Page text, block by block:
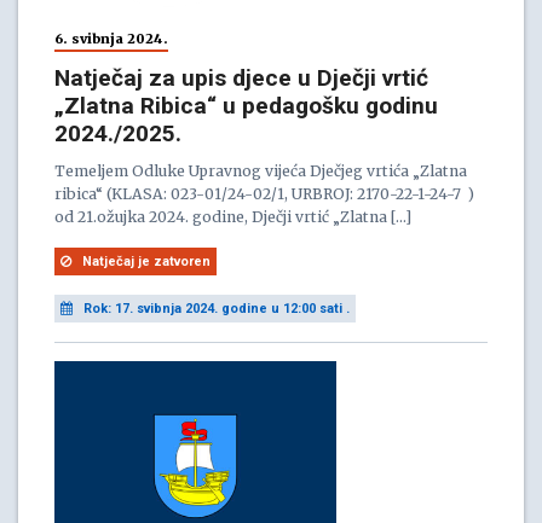
6. svibnja 2024.
Natječaj za upis djece u Dječji vrtić
„Zlatna Ribica“ u pedagošku godinu
2024./2025.
Temeljem Odluke Upravnog vijeća Dječjeg vrtića „Zlatna
ribica“ (KLASA: 023-01/24-02/1, URBROJ: 2170-22-1-24-7 )
od 21.ožujka 2024. godine, Dječji vrtić „Zlatna […]
Natječaj je zatvoren
Rok: 17. svibnja 2024. godine u 12:00 sati .